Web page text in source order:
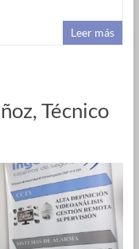
Leer más
Técnico